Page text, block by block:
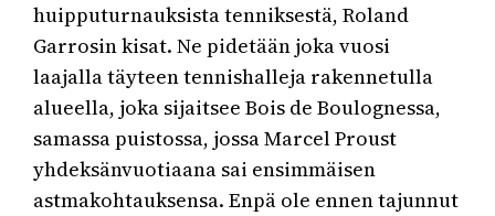
huipputurnauksista tenniksestä, Roland
Garrosin kisat. Ne pidetään joka vuosi
laajalla täyteen tennishalleja rakennetulla
alueella, joka sijaitsee Bois de Boulognessa,
samassa puistossa, jossa Marcel Proust
yhdeksänvuotiaana sai ensimmäisen
astmakohtauksensa. Enpä ole ennen tajunnut